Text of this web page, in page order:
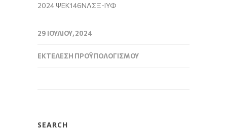
2024 ΨΕΚ146ΝΛΣΞ-ΙΥΦ
29 ΙΟΥΛΊΟΥ, 2024
ΕΚΤΈΛΕΣΗ ΠΡΟΫΠΟΛΟΓΙΣΜΟΎ
SEARCH